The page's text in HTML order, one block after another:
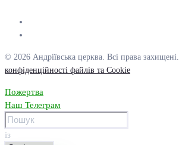
© 2026 Андріївська церква. Всі права захищені.
конфіденційності файлів та Cookie
Пожертва
Наш Телеграм
із